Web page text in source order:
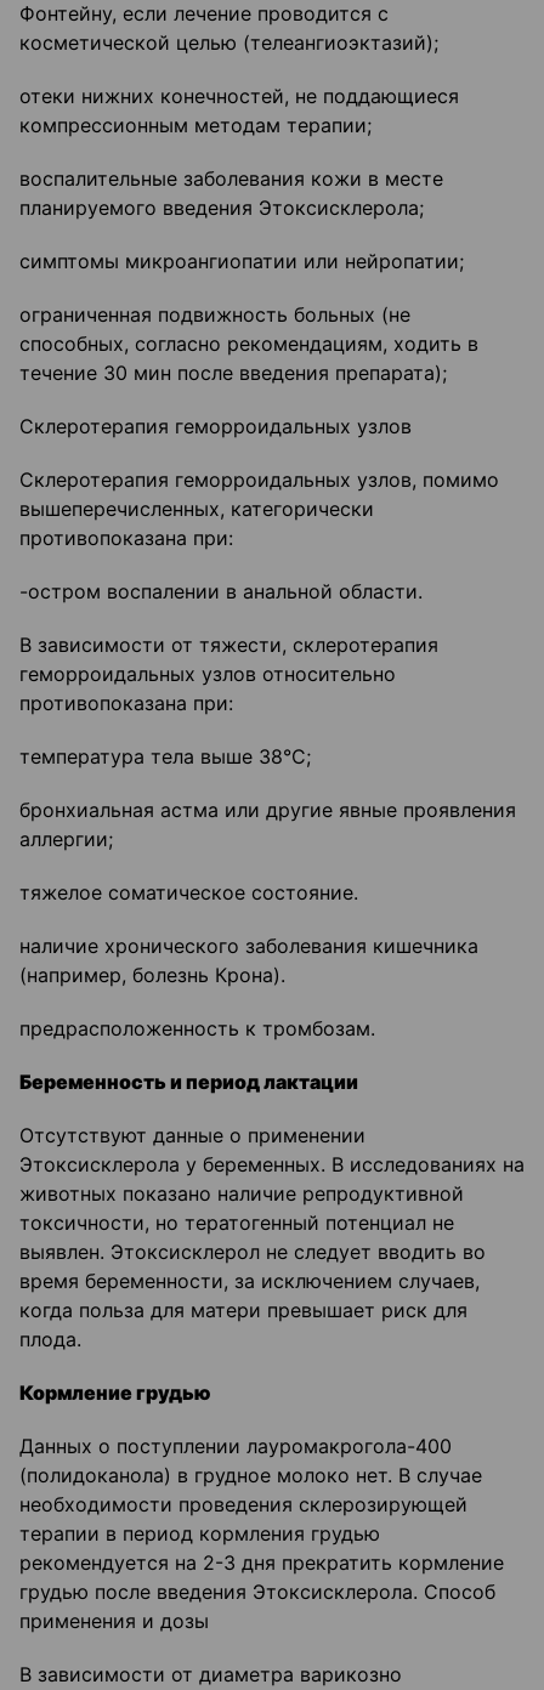
Фонтейну, если лечение проводится с
косметической целью (телеангиоэктазий);
отеки нижних конечностей, не поддающиеся
компрессионным методам терапии;
воспалительные заболевания кожи в месте
планируемого введения Этоксисклерола;
симптомы микроангиопатии или нейропатии;
ограниченная подвижность больных (не
способных, согласно рекомендациям, ходить в
течение 30 мин после введения препарата);
Склеротерапия геморроидальных узлов
Склеротерапия геморроидальных узлов, помимо
вышеперечисленных, категорически
противопоказана при:
-остром воспалении в анальной области.
В зависимости от тяжести, склеротерапия
геморроидальных узлов относительно
противопоказана при:
температура тела выше 38°С;
бронхиальная астма или другие явные проявления
аллергии;
тяжелое соматическое состояние.
наличие хронического заболевания кишечника
(например, болезнь Крона).
предрасположенность к тромбозам.
Беременность и период лактации
Отсутствуют данные о применении
Этоксисклерола у беременных. В исследованиях на
животных показано наличие репродуктивной
токсичности, но тератогенный потенциал не
выявлен. Этоксисклерол не следует вводить во
время беременности, за исключением случаев,
когда польза для матери превышает риск для
плода.
Кормление грудью
Данных о поступлении лауромакрогола-400
(полидоканола) в грудное молоко нет. В случае
необходимости проведения склерозирующей
терапии в период кормления грудью
рекомендуется на 2-3 дня прекратить кормление
грудью после введения Этоксисклерола. Способ
применения и дозы
В зависимости от диаметра варикозно